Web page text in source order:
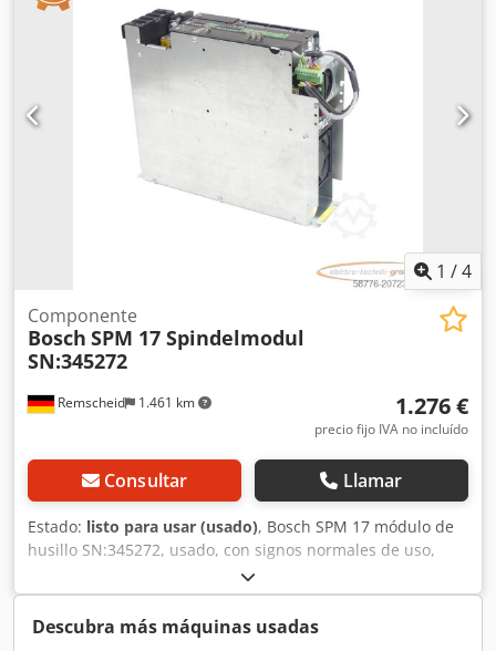
1 /4
Remscheid 1.461 km
Componente
Bosch SPM 17 Spindelmodul
SN:345272
1.276 €
precio fijo IVA no incluído
Consultar Llamar
Estado: listo para usar (usado), Bosch SPM 17 módulo de
husillo SN:345272, usado, con signos normales de uso,
100% funcional, suministro según fotos. Csdpfxjx Eqy Es
Adqorf
Descubra más máquinas usadas